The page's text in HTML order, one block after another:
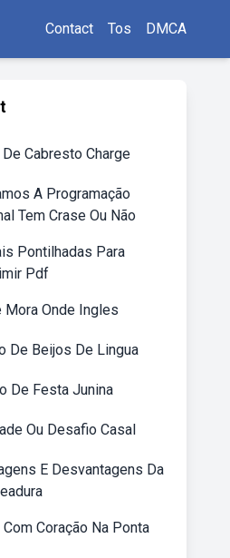
Contact Tos DMCA
Cabresto Charge
A Programação
Tem Crase Ou Não
Pontilhadas Para
Pdf
Mora Onde Ingles
De Beijos De Lingua
De Festa Junina
Ou Desafio Casal
E Desvantagens Da
Com Coração Na Ponta